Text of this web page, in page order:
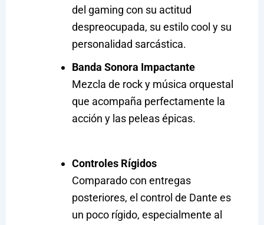
del gaming con su actitud
despreocupada, su estilo cool y su
personalidad sarcástica.
Banda Sonora Impactante
Mezcla de rock y música orquestal
que acompaña perfectamente la
acción y las peleas épicas.
Controles Rígidos
Comparado con entregas
posteriores, el control de Dante es
un poco rígido, especialmente al